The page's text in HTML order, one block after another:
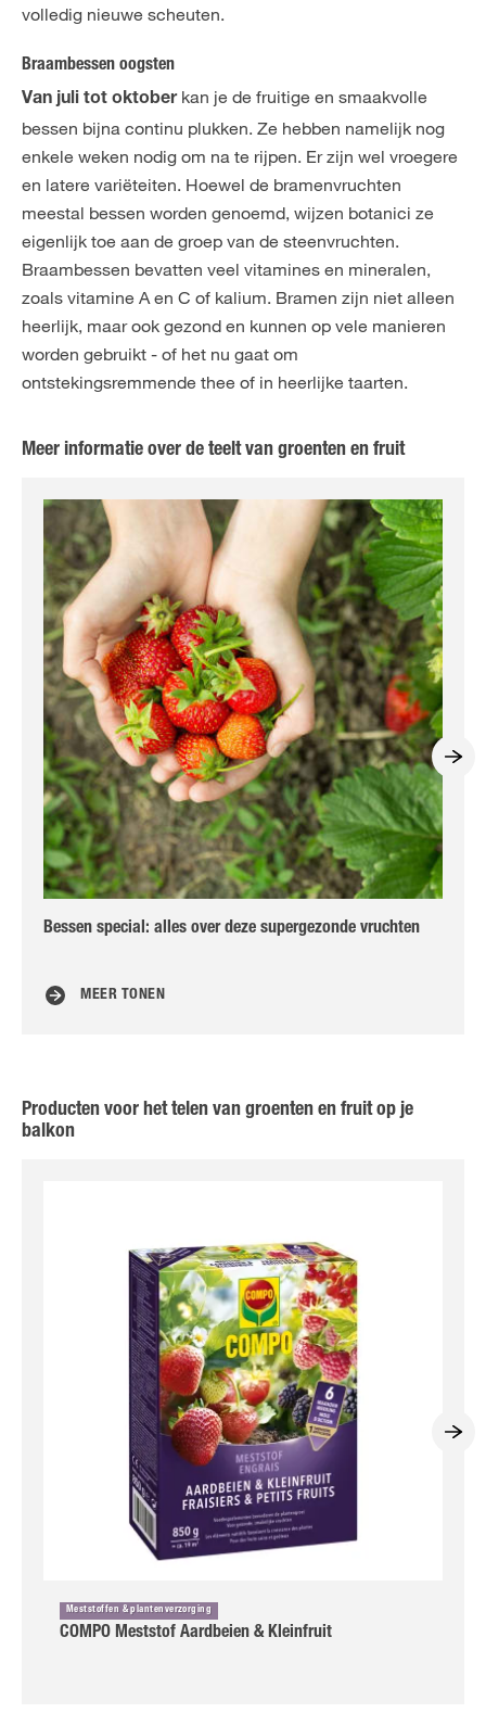
volledig nieuwe scheuten.
Braambessen oogsten
Van juli tot oktoberkan je de fruitige en smaakvolle
bessen bijna continu plukken. Ze hebben namelijk nog
enkele weken nodig om na te rijpen. Er zijn wel vroegere
en latere variëteiten. Hoewel de bramenvruchten
meestal bessen worden genoemd, wijzen botanici ze
eigenlijk toe aan de groep van de steenvruchten.
Braambessen bevatten veel vitamines en mineralen,
zoals vitamine A en C of kalium. Bramen zijn niet alleen
heerlijk, maar ook gezond en kunnen op vele manieren
worden gebruikt - of het nu gaat om
ontstekingsremmende thee of in heerlijke taarten.
Meer informatie over de teelt van groenten en fruit
Bessen special: alles over deze supergezonde vruchten
MEER TONEN
Producten voor het telen van groenten en fruit op je
balkon
Meststoffen & plantenverzorging
COMPO Meststof Aardbeien & Kleinfruit